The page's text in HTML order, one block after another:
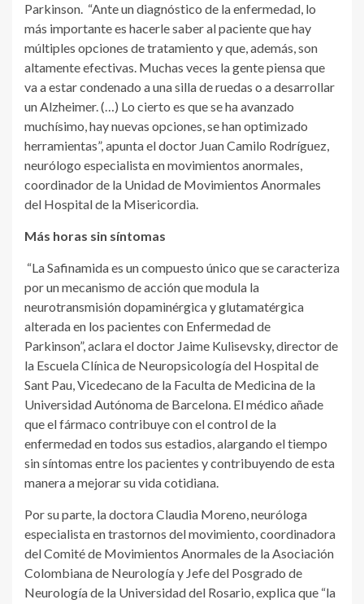
Parkinson. “Ante un diagnóstico de la enfermedad, lo
más importante es hacerle saber al paciente que hay
múltiples opciones de tratamiento y que, además, son
altamente efectivas. Muchas veces la gente piensa que
va a estar condenado a una silla de ruedas o a desarrollar
un Alzheimer. (…) Lo cierto es que se ha avanzado
muchísimo, hay nuevas opciones, se han optimizado
herramientas”, apunta el doctor Juan Camilo Rodríguez,
neurólogo especialista en movimientos anormales,
coordinador de la Unidad de Movimientos Anormales
del Hospital de la Misericordia.
Más horas sin síntomas
“La Safinamida es un compuesto único que se caracteriza
por un mecanismo de acción que modula la
neurotransmisión dopaminérgica y glutamatérgica
alterada en los pacientes con Enfermedad de
Parkinson”, aclara el doctor Jaime Kulisevsky, director de
la Escuela Clínica de Neuropsicología del Hospital de
Sant Pau, Vicedecano de la Faculta de Medicina de la
Universidad Autónoma de Barcelona. El médico añade
que el fármaco contribuye con el control de la
enfermedad en todos sus estadios, alargando el tiempo
sin síntomas entre los pacientes y contribuyendo de esta
manera a mejorar su vida cotidiana.
Por su parte, la doctora Claudia Moreno, neuróloga
especialista en trastornos del movimiento, coordinadora
del Comité de Movimientos Anormales de la Asociación
Colombiana de Neurología y Jefe del Posgrado de
Neurología de la Universidad del Rosario, explica que “la